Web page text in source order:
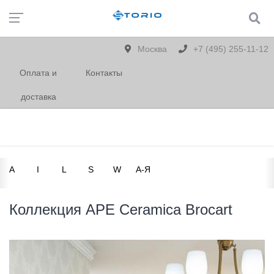
Москва +7 (495) 255-11-12
Оплата и
доставка
Контакты
A I L S W А-Я
Коллекция APE Ceramica Brocart